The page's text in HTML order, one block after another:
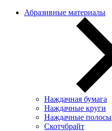
Абразивные материалы
Наждачная бумага
Наждачные круги
Наждачные полосы
Скотчбрайт